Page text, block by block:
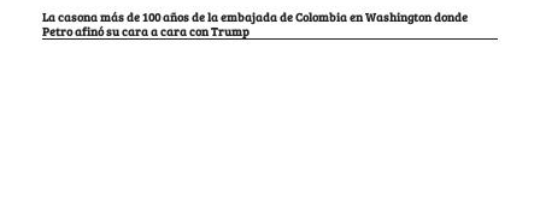
La casona más de 100 años de la embajada de Colombia en Washington donde
Petro afinó su cara a cara con Trump